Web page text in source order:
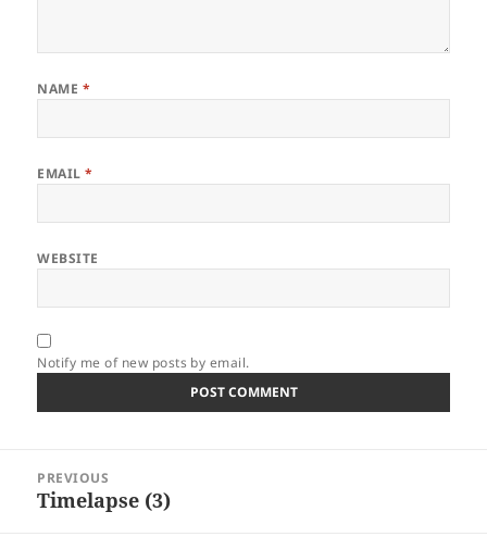
NAME *
EMAIL*
WEBSITE
Notify me of new posts by email.
navigation
PREVIOUS
Previous
Timelapse (3)